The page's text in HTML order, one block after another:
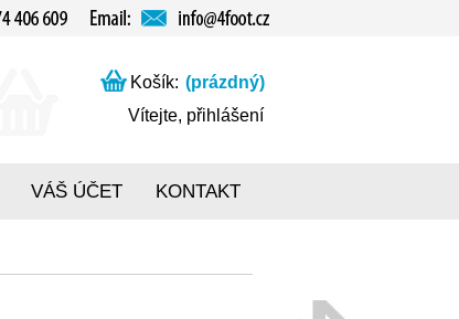
Vítejte, přihlášení
Košík: (prázdný)
VÁŠ ÚČET KONTAKT